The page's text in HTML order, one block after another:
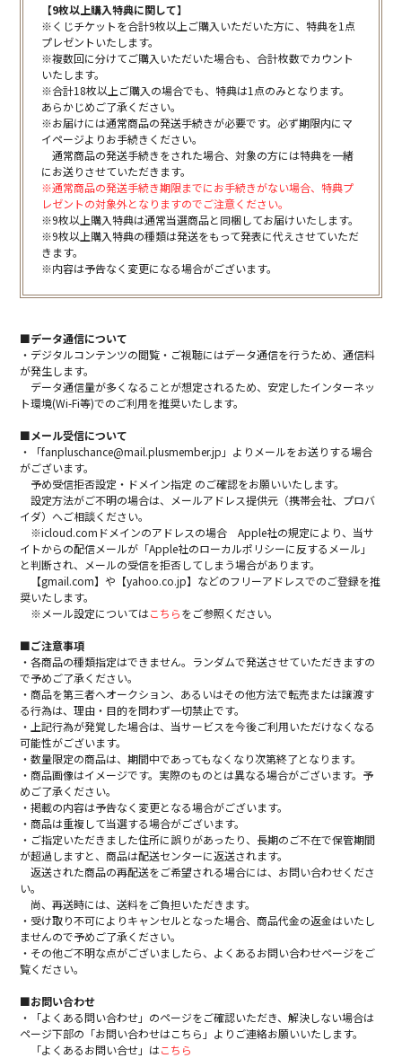
【9枚以上購入特典に関して】
※くじチケットを合計9枚以上ご購入いただいた方に、特典を1点
プレゼントいたします。
※複数回に分けてご購入いただいた場合も、合計枚数でカウント
いたします。
※合計18枚以上ご購入の場合でも、特典は1点のみとなります。
あらかじめご了承ください。
※お届けには通常商品の発送手続きが必要です。必ず期限内にマ
イページよりお手続きください。
通常商品の発送手続きをされた場合、対象の方には特典を一緒
にお送りさせていただきます。
※通常商品の発送手続き期限までにお手続きがない場合、特典プ
レゼントの対象外となりますのでご注意ください。
※9枚以上購入特典は通常当選商品と同梱してお届けいたします。
※9枚以上購入特典の種類は発送をもって発表に代えさせていただ
きます。
※内容は予告なく変更になる場合がございます。
■データ通信について
・デジタルコンテンツの閲覧・ご視聴にはデータ通信を行うため、通信料
が発生します。
データ通信量が多くなることが想定されるため、安定したインターネッ
ト環境(Wi-Fi等)でのご利用を推奨いたします。
■メール受信について
・「fanpluschance@mail.plusmember.jp」よりメールをお送りする場合
がございます。
予め受信拒否設定・ドメイン指定 のご確認をお願いいたします。
設定方法がご不明の場合は、メールアドレス提供元（携帯会社、プロバ
イダ）へご相談ください。
※icloud.comドメインのアドレスの場合 Apple社の規定により、当サ
イトからの配信メールが「Apple社のローカルポリシーに反するメール」
と判断され、メールの受信を拒否してしまう場合があります。
【gmail.com】や【yahoo.co.jp】などのフリーアドレスでのご登録を推
奨いたします。
※メール設定についてはこちらをご参照ください。
■ご注意事項
・各商品の種類指定はできません。ランダムで発送させていただきますの
で予めご了承ください。
・商品を第三者へオークション、あるいはその他方法で転売または譲渡す
る行為は、理由・目的を問わず一切禁止です。
・上記行為が発覚した場合は、当サービスを今後ご利用いただけなくなる
可能性がございます。
・数量限定の商品は、期間中であってもなくなり次第終了となります。
・商品画像はイメージです。実際のものとは異なる場合がございます。予
めご了承ください。
・掲載の内容は予告なく変更となる場合がございます。
・商品は重複して当選する場合がございます。
・ご指定いただきました住所に誤りがあったり、長期のご不在で保管期間
が超過しますと、商品は配送センターに返送されます。
返送された商品の再配送をご希望される場合には、お問い合わせくださ
い。
尚、再送時には、送料をご負担いただきます。
・受け取り不可によりキャンセルとなった場合、商品代金の返金はいたし
ませんので予めご了承ください。
・その他ご不明な点がございましたら、よくあるお問い合わせページをご
覧ください。
■お問い合わせ
・「よくある問い合わせ」のページをご確認いただき、解決しない場合は
ページ下部の「お問い合わせはこちら」よりご連絡お願いいたします。
「よくあるお問い合せ」はこちら